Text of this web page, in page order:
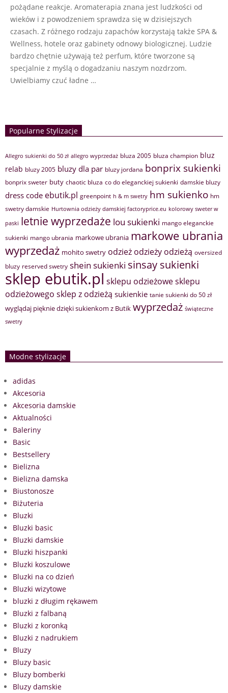
pożądane reakcje. Aromaterapia znana jest ludzkości od
wieków i z powodzeniem sprawdza się w dzisiejszych
czasach. Z różnego rodzaju zapachów korzystają także SPA &
Wellness, hotele oraz gabinety odnowy biologicznej. Ludzie
bardzo chętnie używają też perfum, które tworzone są
specjalnie z myślą o dogadzaniu naszym nozdrzom.
Uwielbiamy czuć ładne …
Popularne Stylizacje
Allegro sukienki do 50 zł allegro wyprzedaż bluza 2005 bluza champion bluz
relab bluzy 2005 bluzy dla par bluzy jordana bonprix sukienki
bonprix sweter buty chaotic bluza co do eleganckiej sukienki damskie bluzy
dress code ebutik.pl greenpoint h & m swetry hm sukienko hm
swetry damskie Hurtownia odzieży damskiej factoryprice.eu kolorowy sweter w
paski letnie wyprzedaże lou sukienki mango eleganckie
sukienki mango ubrania markowe ubrania markowe ubrania
wyprzedaż mohito swetry odzież odzieży odzieżą oversized
bluzy reserved swetry shein sukienki sinsay sukienki
sklep ebutik.pl sklepu odzieżowesklepu
odzieżowego sklep z odzieżą sukienkie tanie sukienki do 50 zł
wyglądaj pięknie dzięki sukienkom z Butik wyprzedaż świąteczne
swetry
Modne stylizacje
adidas
Akcesoria
Akcesoria damskie
Aktualności
Baleriny
Basic
Bestsellery
Bielizna
Bielizna damska
Biustonosze
Biżuteria
Bluzki
Bluzki basic
Bluzki damskie
Bluzki hiszpanki
Bluzki koszulowe
Bluzki na co dzień
Bluzki wizytowe
bluzki z długim rękawem
Bluzki z falbaną
Bluzki z koronką
Bluzki z nadrukiem
Bluzy
Bluzy basic
Bluzy bomberki
Bluzy damskie